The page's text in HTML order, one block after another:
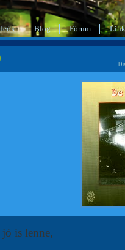
Blog Fórum
jó is lenne,